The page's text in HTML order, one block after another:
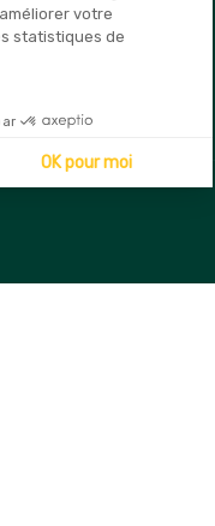
votre
statistiques de
OK pour moi
:
et de gérer